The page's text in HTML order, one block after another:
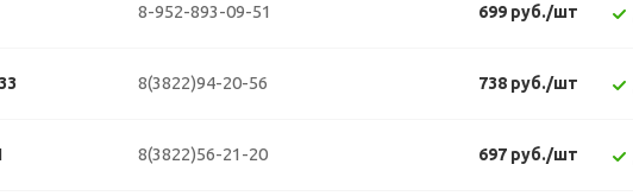
8-952-893-09-51 699 руб./шт
8(3822)94-20-56 738 руб./шт
8(3822)56-21-20 697 руб./шт